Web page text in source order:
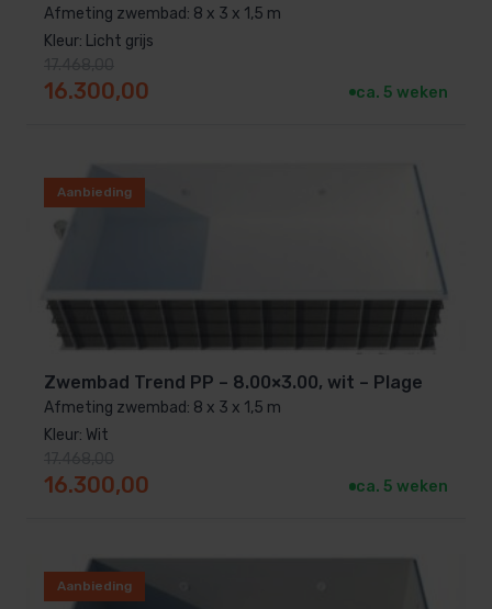
Afmeting zwembad: 8 x 3 x 1,5 m
Kleur: Licht grijs
16.300,00 ca. 5 weken
Aanbieding
Zwembad Trend PP – 8.00×3.00, wit – Plage
Afmeting zwembad: 8 x 3 x 1,5 m
Kleur: Wit
16.300,00 ca. 5 weken
Aanbieding